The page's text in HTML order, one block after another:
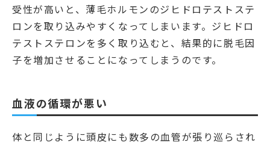
受性が高いと、薄毛ホルモンのジヒドロテストステ
ロンを取り込みやすくなってしまいます。ジヒドロ
テストステロンを多く取り込むと、結果的に脱毛因
子を増加させることになってしまうのです。
血液の循環が悪い
体と同じように頭皮にも数多の血管が張り巡らされ